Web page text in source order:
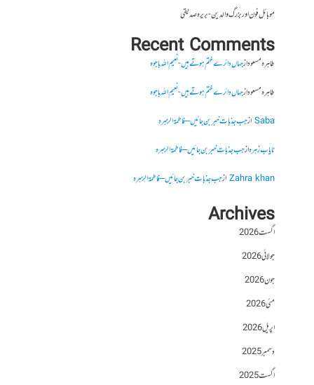
موبائل فون اور بزرگ والدین- بریرہ صدیقی
Recent Comments
طاہرہ مسعودازجہاں دائرے ختم ہوتے ہیں- نعیم اللہ باجوہ
طاہرہ مسعودازجہاں دائرے ختم ہوتے ہیں- نعیم اللہ باجوہ
Sabaازجب جذبات خبر بن جائیں – فاطمۃالزہرہ
نایاب زہرہازجب جذبات خبر بن جائیں – فاطمۃالزہرہ
Zahra khanازجب جذبات خبر بن جائیں – فاطمۃالزہرہ
Archives
اگست 2026
جولائی 2026
جون 2026
مئی 2026
اپریل 2026
دسمبر 2025
اگست 2025